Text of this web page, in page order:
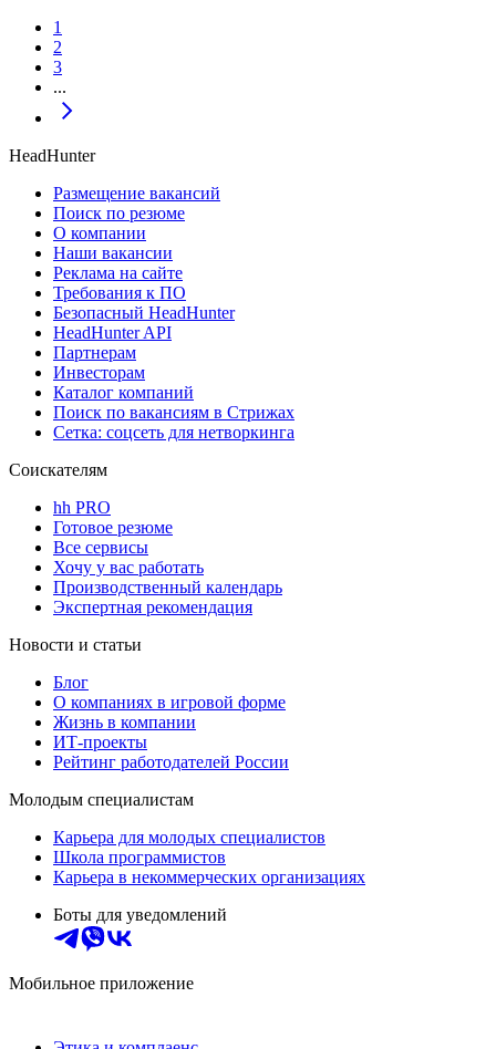
1
2
3
...
HeadHunter
Размещение вакансий
Поиск по резюме
О компании
Наши вакансии
Реклама на сайте
Требования к ПО
Безопасный HeadHunter
HeadHunter API
Партнерам
Инвесторам
Каталог компаний
Поиск по вакансиям в Стрижах
Сетка: соцсеть для нетворкинга
Соискателям
hh PRO
Готовое резюме
Все сервисы
Хочу у вас работать
Производственный календарь
Экспертная рекомендация
Новости и статьи
Блог
О компаниях в игровой форме
Жизнь в компании
ИТ-проекты
Рейтинг работодателей России
Молодым специалистам
Карьера для молодых специалистов
Школа программистов
Карьера в некоммерческих организациях
Боты для уведомлений
Мобильное приложение